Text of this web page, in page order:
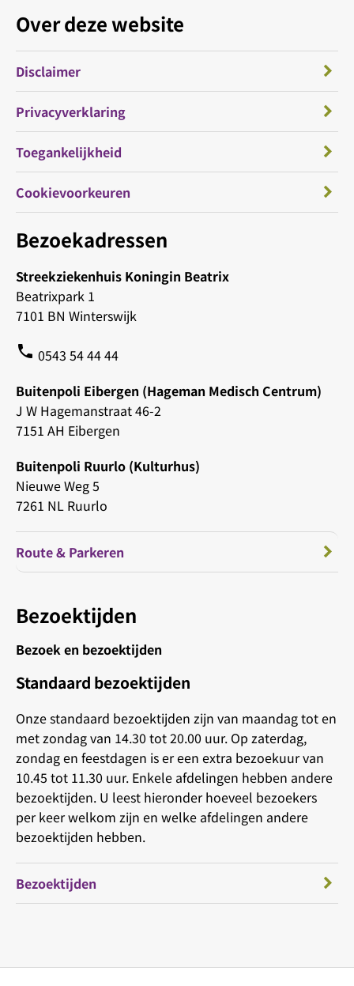
Bezoekadressen
Streekziekenhuis Koningin Beatrix
Beatrixpark 1
7101 BN Winterswijk
phone 0543 54 44 44
Buitenpoli Eibergen (Hageman Medisch Centrum)
J W Hagemanstraat 46-2
7151 AH Eibergen
Buitenpoli Ruurlo (Kulturhus)
Nieuwe Weg 5
7261 NL Ruurlo
Route & Parkeren
Bezoektijden
Bezoek en bezoektijden
Standaard bezoektijden
Onze standaard bezoektijden zijn van maandag tot en
met zondag van 14.30 tot 20.00 uur. Op zaterdag,
zondag en feestdagen is er een extra bezoekuur van
10.45 tot 11.30 uur. Enkele afdelingen hebben andere
bezoektijden. U leest hieronder hoeveel bezoekers
per keer welkom zijn en welke afdelingen andere
bezoektijden hebben.
Bezoektijden
Over deze website
Disclaimer
Privacyverklaring
Toegankelijkheid
Cookievoorkeuren